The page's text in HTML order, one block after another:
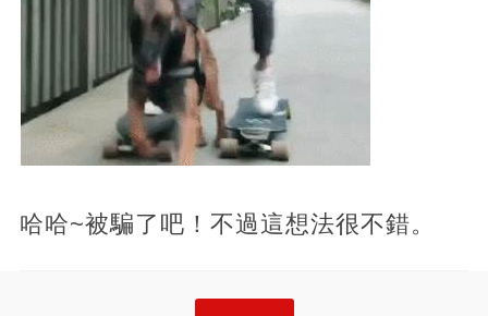
哈哈~被騙了吧！不過這想法很不錯。